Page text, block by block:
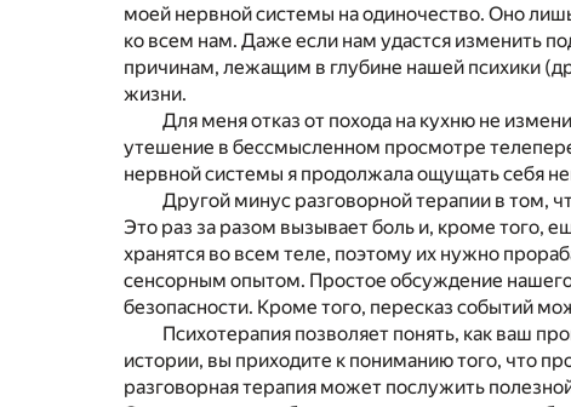
моей нервной системы на одиночество. Оно
ко всем нам. Даже если нам удастся изменить
причинам, лежащим в глубине нашей психики
жизни.
Для меня отказ от похода на кухню не
утешение в бессмысленном просмотре
нервной системы я продолжала ощущать себя
Другой минус разговорной терапии в том,
Это раз за разом вызывает боль и, кроме того,
хранятся во всем теле, поэтому их нужно
сенсорным опытом. Простое обсуждение
безопасности. Кроме того, пересказ событий
Психотерапия позволяет понять, как ваш
истории, вы приходите к пониманию того, что
разговорная терапия может послужить